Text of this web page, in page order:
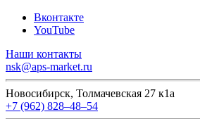
Вконтакте
YouTube
Наши контакты
nsk@aps-market.ru
Новосибирск, Толмачевская 27 к1а
+7 (962) 828‒48‒54